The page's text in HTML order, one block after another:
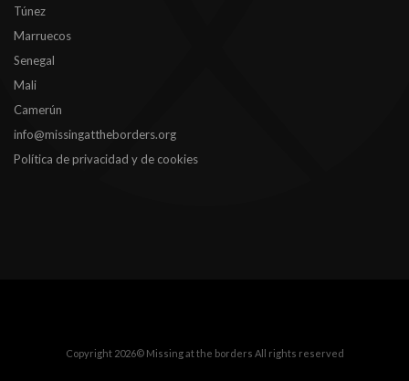
Túnez
Marruecos
Senegal
Mali
Camerún
info@missingattheborders.org
Política de privacidad y de cookies
Copyright 2026© Missing at the borders All rights reserved